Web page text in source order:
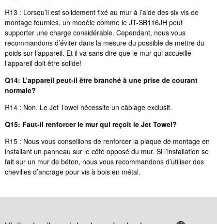
R13 : Lorsqu’il est solidement fixé au mur à l’aide des six vis de
montage fournies, un modèle comme le JT-SB116JH peut
supporter une charge considérable. Cependant, nous vous
recommandons d’éviter dans la mesure du possible de mettre du
poids sur l’appareil. Et il va sans dire que le mur qui accueille
l’appareil doit être solide!
Q14: L’appareil peut-il être branché à une prise de courant
normale?
R14 : Non. Le Jet Towel nécessite un câblage exclusif.
Q15: Faut-il renforcer le mur qui reçoit le Jet Towel?
R15 : Nous vous conseillons de renforcer la plaque de montage en
installant un panneau sur le côté opposé du mur. Si l’installation se
fait sur un mur de béton, nous vous recommandons d’utiliser des
chevilles d’ancrage pour vis à bois en métal.